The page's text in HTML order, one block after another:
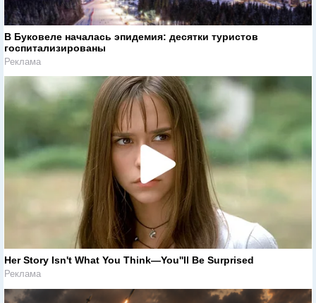
В Буковеле началась эпидемия: десятки туристов
госпитализированы
Реклама
Her Story Isn't What You Think—You''ll Be Surprised
Реклама